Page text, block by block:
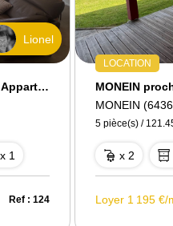
Lionel
Hyper Centre-Ville Vaste Appartement 2 pièces Meublé de 70m², Terrasse Sud, Parking privé Calme Standing
x 1
Ref : 124
LOCATION
MONEIN
5 pièce(s) /
x 2
Loyer 1 195 €/